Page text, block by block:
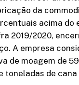
da
acima do
2019/2020,
A empresa
de moagem de
toneladas de